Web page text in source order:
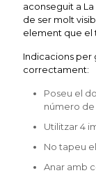
aconseguit a
de ser molt
element que el
Indicacions per
correctament:
Poseu el
número de
Utilitzar 4
No tapeu
Anar amb